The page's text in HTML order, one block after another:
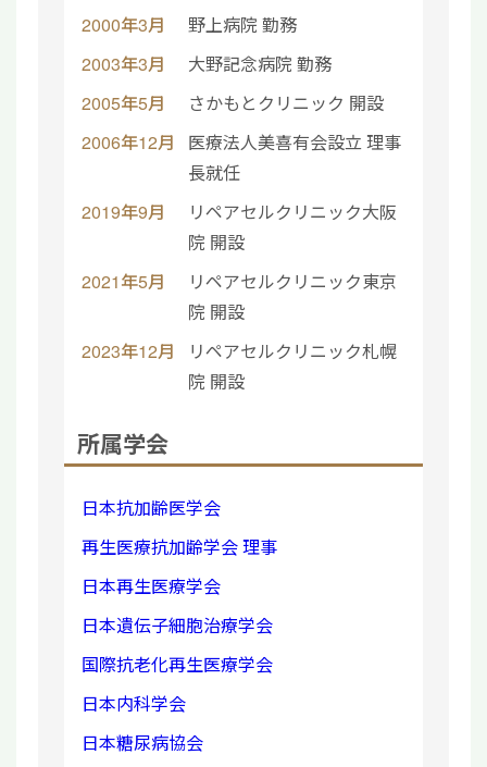
2000年3月
野上病院 勤務
2003年3月
大野記念病院 勤務
2005年5月
さかもとクリニック 開設
2006年12月
医療法人美喜有会設立 理事
長就任
2019年9月
リペアセルクリニック大阪
院 開設
2021年5月
リペアセルクリニック東京
院 開設
2023年12月
リペアセルクリニック札幌
院 開設
所属学会
日本抗加齢医学会
再生医療抗加齢学会 理事
日本再生医療学会
日本遺伝子細胞治療学会
国際抗老化再生医療学会
日本内科学会
日本糖尿病協会